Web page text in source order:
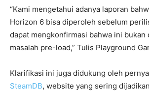
“Kami mengetahui adanya laporan
Horizon 6 bisa diperoleh sebelum
dapat mengkonfirmasi bahwa ini bukan
masalah pre-load,” Tulis Playground
Klarifikasi ini juga didukung oleh
SteamDB, website yang sering